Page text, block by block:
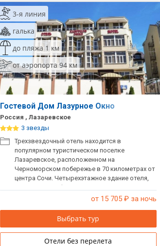
3-я линия
галька
до пляжа 1 км
от аэропорта 94 км
Гостевой Дом Лазурное Окно
Россия , Лазаревское
3 звезды
Трехзвездочный отель находится в
популярном туристическом поселке
Лазаревское, расположенном на
Черноморском побережье в 70 километрах от
центра Сочи. Четырехэтажное здание отеля,
оснащенное лифтом, занимает закрытую
благоустроенную территорию с внутренним
от 15 705₽ за ночь
Выбрать тур
Отели без перелета